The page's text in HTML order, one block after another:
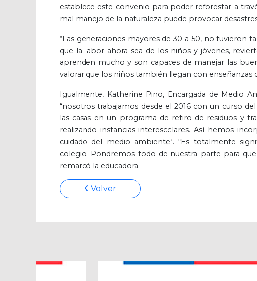
establece este convenio para poder reforestar a
mal manejo de la naturaleza puede provocar
“Las generaciones mayores de 30 a 50, no tuvieron
que la labor ahora sea de los niños y jóvenes,
aprenden mucho y son capaces de manejar las
valorar que los niños también llegan con enseñanzas
Igualmente, Katherine Pino, Encargada de Medio
“nosotros trabajamos desde el 2016 con un curso
las casas en un programa de retiro de residuos y
realizando instancias interescolares. Así hemos
cuidado del medio ambiente”. “Es totalmente
colegio. Pondremos todo de nuestra parte para
remarcó la educadora.
Volver